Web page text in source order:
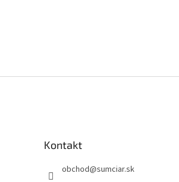
Kontakt
obchod@sumciar.sk